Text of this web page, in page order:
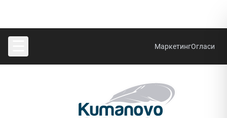
МаркетингОгласи